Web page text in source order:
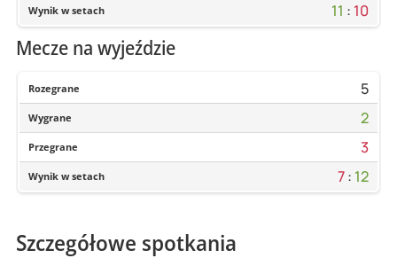
Wynik w setach 11 : 10
Mecze na wyjeździe
Rozegrane 5
Wygrane 2
Przegrane 3
Wynik w setach 7: 12
Szczegółowe spotkania